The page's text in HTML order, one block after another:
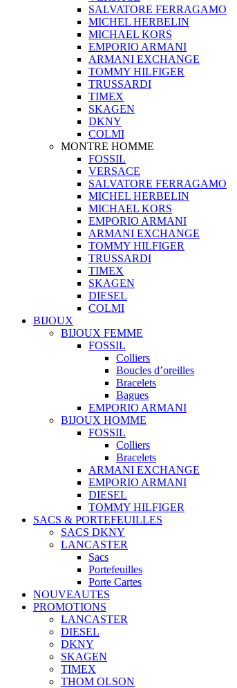
SALVATORE FERRAGAMO
MICHEL HERBELIN
MICHAEL KORS
EMPORIO ARMANI
ARMANI EXCHANGE
TOMMY HILFIGER
TRUSSARDI
TIMEX
SKAGEN
DKNY
COLMI
MONTRE HOMME
FOSSIL
VERSACE
SALVATORE FERRAGAMO
MICHEL HERBELIN
MICHAEL KORS
EMPORIO ARMANI
ARMANI EXCHANGE
TOMMY HILFIGER
TRUSSARDI
TIMEX
SKAGEN
DIESEL
COLMI
BIJOUX
BIJOUX FEMME
FOSSIL
Colliers
Boucles d’oreilles
Bracelets
Bagues
EMPORIO ARMANI
BIJOUX HOMME
FOSSIL
Colliers
Bracelets
ARMANI EXCHANGE
EMPORIO ARMANI
DIESEL
TOMMY HILFIGER
SACS & PORTEFEUILLES
SACS DKNY
LANCASTER
Sacs
Portefeuilles
Porte Cartes
NOUVEAUTES
PROMOTIONS
LANCASTER
DIESEL
DKNY
SKAGEN
TIMEX
THOM OLSON